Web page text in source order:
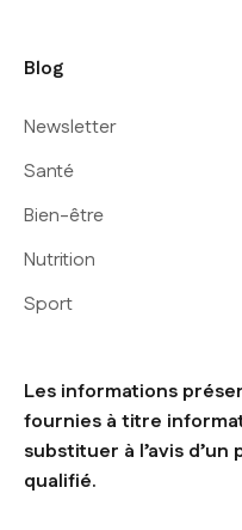
Blog
Newsletter
Santé
Bien-être
Nutrition
Sport
Les informations
fournies à titre
substituer à l’avis
qualifié.